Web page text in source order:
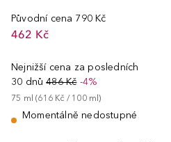
Původní cena 790 Kč
462 Kč
Nejnižší cena za posledních
30 dnů 486 Kč-4%
75 ml (616 Kč / 100 ml)
Momentálně nedostupné